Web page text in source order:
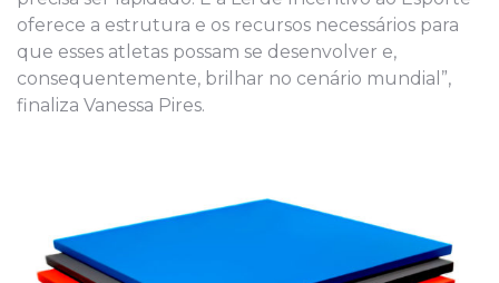
oferece a estrutura e os recursos necessários para
que esses atletas possam se desenvolver e,
consequentemente, brilhar no cenário mundial”,
finaliza Vanessa Pires.